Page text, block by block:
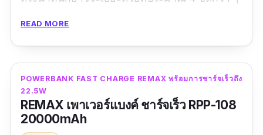
มีกี่เปอร์เซนต์แล้วนั่นเอง
รีวิว :ได้รับมา มีไฟอยู่ 75% ลองใช้จนหมด ชาร์จ
โทรศัพท์ได้ 3 ครั้ง แล้วมาชาร์จเข้าใหม่ตามรูปใช้
เวลา 18 ชั่วโมง เต็ม 100% การส่งร้านส่งเร็วมาก
READ MORE
POWERBANK FAST CHARGE REMAX พร้อมการชาร์จเร็วถึง
22.5W
REMAX เพาเวอร์แบงค์ ชาร์จเร็ว RPP-108
20000mAh